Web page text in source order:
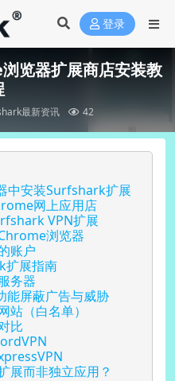
登录
览器扩展商店安装教
最新资讯 42
中安装Surfshark扩展
网上应用店
VPN扩展
浏览器
账户
扩展指南
务器
能屏蔽广告与威胁
站（白名单）
比
展而非独立应用？